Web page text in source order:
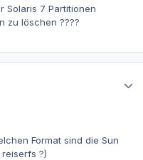
Solaris 7 Partitionen
zu löschen ????
Format sind die Sun
?)